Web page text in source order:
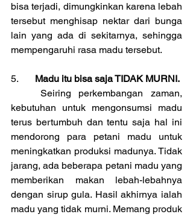
bisa terjadi, dimungkinkan karena lebah
tersebut menghisap nektar dari bunga
lain yang ada di sekitarnya, sehingga
mempengaruhi rasa madu tersebut.
Madu itu bisa saja TIDAK MURNI.
kebutuhan untuk mengonsumsi madu
terus bertumbuh dan tentu saja hal ini
mendorong para petani madu untuk
meningkatkan produksi madunya. Tidak
jarang, ada beberapa petani madu yang
memberikan makan lebah-lebahnya
dengan sirup gula. Hasil akhirnya ialah
madu yang tidak murni. Memang produk